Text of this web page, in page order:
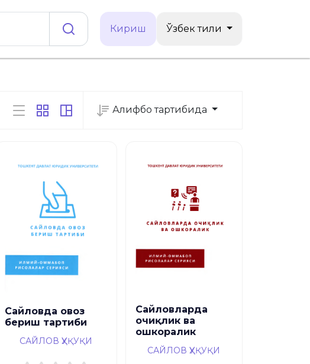
Кириш Ўзбек тили
Алифбо тартибида
Сайловда овоз
бериш тартиби
САЙЛОВ ҲУҚУҚИ
Сайловларда
очиқлик ва
ошкоралик
САЙЛОВ ҲУҚУҚИ